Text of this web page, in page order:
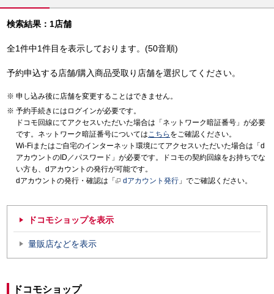
検索結果：1店舗
全1件中1件目を表示しております。(50音順)
予約申込する店舗/購入商品受取り店舗を選択してください。
申し込み後に店舗を変更することはできません。
予約手続きにはログインが必要です。
ドコモ回線にてアクセスいただいた場合は「ネットワーク暗証番号」が必要
です。ネットワーク暗証番号についてはこちら をご確認ください。
Wi-Fiまたはご自宅のインターネット環境にてアクセスいただいた場合は「d
アカウントのID／パスワード」が必要です。ドコモの契約回線をお持ちでな
い方も、dアカウントの発行が可能です。
dアカウントの発行・確認は「
dアカウント発行 」でご確認ください。
ドコモショップを表示
量販店などを表示
ドコモショップ